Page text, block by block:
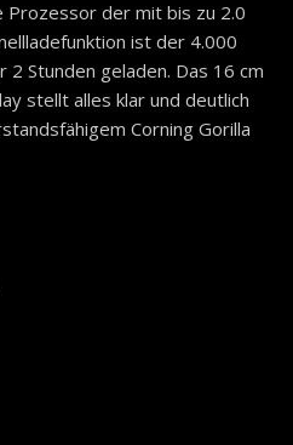
Prozessor der mit bis zu 2.0
ist der 4.000
2 Stunden geladen. Das 16 cm
stellt alles klar und deutlich
Corning Gorilla